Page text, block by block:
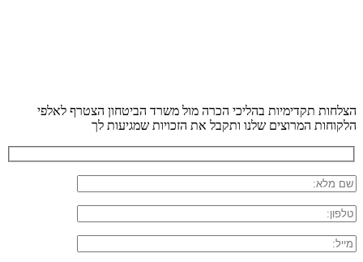
הצלחות תקדימיות בהליכי הכרה מול משרד הביטחון הצטרף לאלפי
הלקוחות המרוצים שלנו ותקבל את הזכויות שמגיעות לך